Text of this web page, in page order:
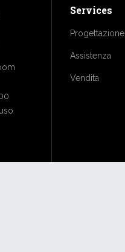
Services
Progettazione
Assistenza
Vendita